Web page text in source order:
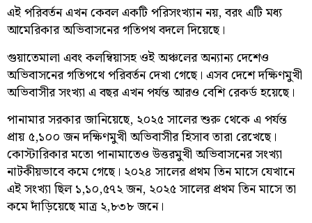
এই পরিবর্তন এখন কেবল একটি পরিসংখ্যান নয়, বরং এটি মধ্য
আমেরিকার অভিবাসনের গতিপথ বদলে দিয়েছে।
গুয়াতেমালা এবং কলম্বিয়াসহ ওই অঞ্চলের অন্যান্য দেশেও
অভিবাসনের গতিপথে পরিবর্তন দেখা গেছে। এসব দেশে দক্ষিণমুখী
অভিবাসীর সংখ্যা এ বছর এখন পর্যন্ত আরও বেশি রেকর্ড হয়েছে।
পানামার সরকার জানিয়েছে, ২০২৫ সালের শুরু থেকে এ পর্যন্ত
প্রায় ৫,১০০ জন দক্ষিণমুখী অভিবাসীর হিসাব তারা রেখেছে।
কোস্টারিকার মতো পানামাতেও উত্তরমুখী অভিবাসনের সংখ্যা
নাটকীয়ভাবে কমে গেছে। ২০২৪ সালের প্রথম তিন মাসে যেখানে
এই সংখ্যা ছিল ১,১০,৫৭২ জন, ২০২৫ সালের প্রথম তিন মাসে তা
কমে দাঁড়িয়েছে মাত্র ২,৮৩৮ জনে।